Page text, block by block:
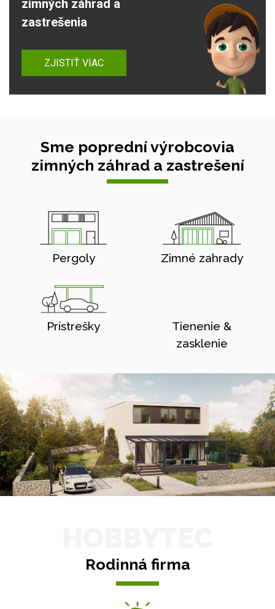
zimných záhrad a
zastrešenia
ZJISTIŤ VIAC
Sme poprední výrobcovia
zimných záhrad a zastrešení
Pergoly Zimné zahrady
Prístrešky
Tienenie &
zasklenie
Rodinná firma